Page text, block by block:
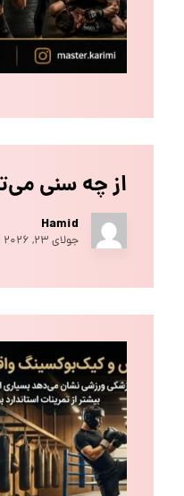
از چه سنی
Hamid
جولای ۲۳, ۲۰۲۶